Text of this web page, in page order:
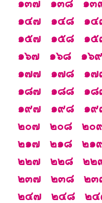
๑๓๗
๑๓๘
๑๓
๑๔๗
๑๔๘
๑๔
๑๕๗
๑๕๘
๑๕
๑๖๗
๑๖๘
๑๖๙
๑๗๗
๑๗๘
๑๗
๑๘๗
๑๘๘
๑๘
๑๙๗
๑๙๘
๑๙
๒๐๗
๒๐๘
๒๐
๒๑๗
๒๑๘
๒๑
๒๒๗
๒๒๘
๒๒
๒๓๗
๒๓๘
๒๓
๒๔๗
๒๔๘
๒